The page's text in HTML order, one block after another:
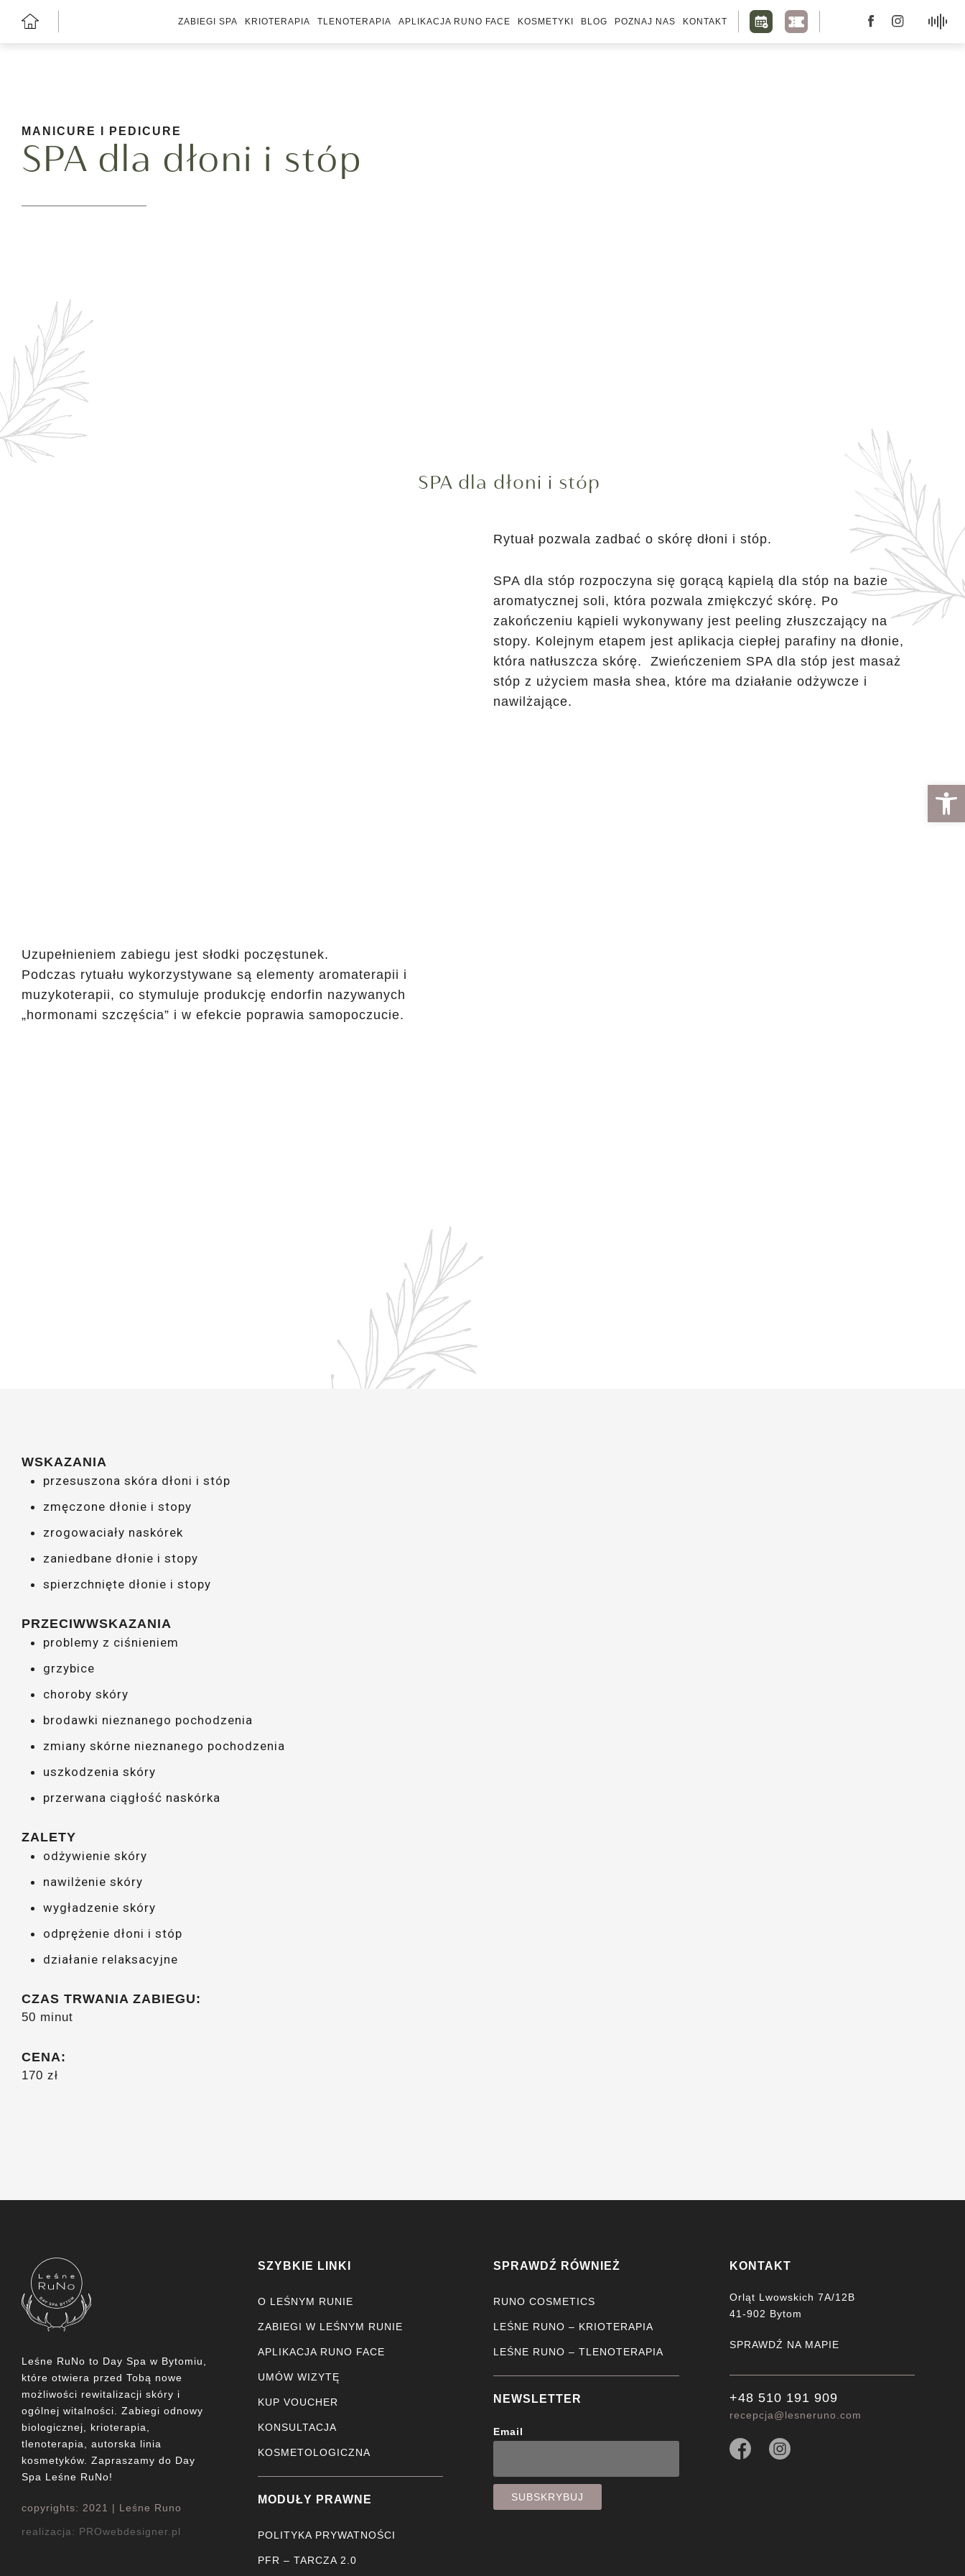
ZABIEGI SPA KRIOTERAPIA TLENOTERAPIA APLIKACJA RUNO FACE KOSMETYKI BLOG POZNAJ NAS KONTAKT
MANICURE I PEDICURE
SPA dla dłoni i stóp
SPA dla dłoni i stóp
Rytuał pozwala zadbać o skórę dłoni i stóp.
SPA dla stóp rozpoczyna się gorącą kąpielą dla stóp na bazie
aromatycznej soli, która pozwala zmiękczyć skórę. Po
zakończeniu kąpieli wykonywany jest peeling złuszczający na
stopy. Kolejnym etapem jest aplikacja ciepłej parafiny na dłonie,
która natłuszcza skórę. Zwieńczeniem SPA dla stóp jest masaż
stóp z użyciem masła shea, które ma działanie odżywcze i
nawilżające.
Uzupełnieniem zabiegu jest słodki poczęstunek.
Podczas rytuału wykorzystywane są elementy aromaterapii i
muzykoterapii, co stymuluje produkcję endorfin nazywanych
„hormonami szczęścia” i w efekcie poprawia samopoczucie.
WSKAZANIA
przesuszona skóra dłoni i stóp
zmęczone dłonie i stopy
zrogowaciały naskórek
zaniedbane dłonie i stopy
spierzchnięte dłonie i stopy
PRZECIWWSKAZANIA
problemy z ciśnieniem
grzybice
choroby skóry
brodawki nieznanego pochodzenia
zmiany skórne nieznanego pochodzenia
uszkodzenia skóry
przerwana ciągłość naskórka
ZALETY
odżywienie skóry
nawilżenie skóry
wygładzenie skóry
odprężenie dłoni i stóp
działanie relaksacyjne
CZAS TRWANIA ZABIEGU:
50 minut
CENA:
170 zł
Leśne RuNo to Day Spa w Bytomiu,
które otwiera przed Tobą nowe
możliwości rewitalizacji skóry i
ogólnej witalności. Zabiegi odnowy
biologicznej, krioterapia,
tlenoterapia, autorska linia
kosmetyków. Zapraszamy do Day
Spa Leśne RuNo!
copyrights: 2021 | Leśne Runo
realizacja: PROwebdesigner.pl
SZYBKIE LINKI
O LEŚNYM RUNIE
ZABIEGI W LEŚNYM RUNIE
APLIKACJA RUNO FACE
UMÓW WIZYTĘ
KUP VOUCHER
KONSULTACJA
KOSMETOLOGICZNA
MODUŁY PRAWNE
POLITYKA PRYWATNOŚCI
PFR – TARCZA 2.0
SPRAWDŹ RÓWNIEŻ
RUNO COSMETICS
LEŚNE RUNO – KRIOTERAPIA
LEŚNE RUNO – TLENOTERAPIA
NEWSLETTER
Email
KONTAKT
Orląt Lwowskich 7A/12B
41-902 Bytom
SPRAWDŹ NA MAPIE
+48 510 191 909
recepcja@lesneruno.com